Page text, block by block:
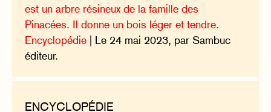
est un arbre résineux de la famille des
Pinacées. Il donne un bois léger et tendre.
Encyclopédie | Le 24 mai 2023, par Sambuc
éditeur.
ENCYCLOPÉDIE